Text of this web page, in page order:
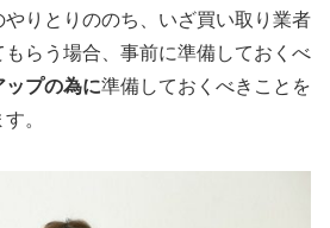
りとりののち、いざ買い取り業者
らう場合、事前に準備しておくべ
ップの為に準備しておくべきことを
。